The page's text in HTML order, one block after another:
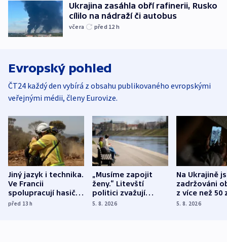
Ukrajina zasáhla obří rafinerii, Rusko
cílilo na nádraží či autobus
včera před 12 h
Evropský pohled
ČT24 každý den vybírá z obsahu publikovaného evropskými
veřejnými médii, členy Eurovize.
Jiný jazyk i technika.
Ve Francii
spolupracují hasiči z
různých zemí
před 13h
„Musíme zapojit
ženy.“ Litevští
politici zvažují
dohodu o
5. 8. 2026
Na Ukrajině
zadržováni
z více než 50
Bojovali na
5. 8. 2026